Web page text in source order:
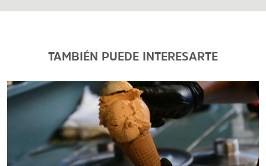
TAMBIÉN PUEDE INTERESARTE